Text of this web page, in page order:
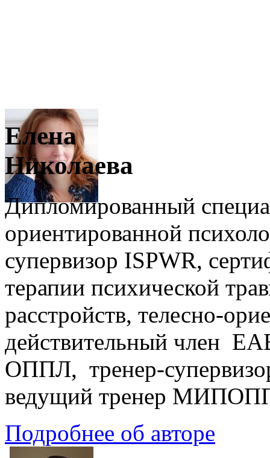
Елена
Николаева
Дипломированный
ориентированной
супервизор ISPWR,
терапии психической
расстройств, телесно-
действительный член
ОППЛ, тренер-
ведущий тренер
Подробнее об авторе